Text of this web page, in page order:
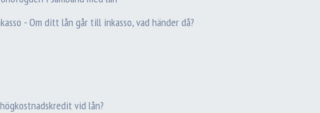
- Om ditt lån går till inkasso, vad händer då?
vid lån?